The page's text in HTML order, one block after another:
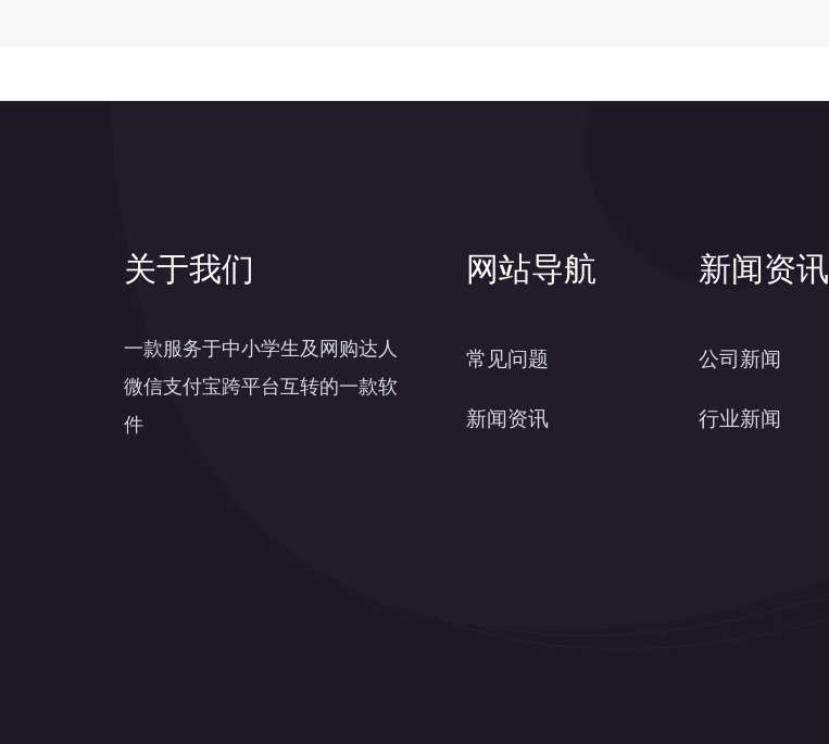
关于我们
一款服务于中小学生及网购达人
微信支付宝跨平台互转的一款软
件
网站导航
常见问题
新闻资讯
新闻资讯
公司新闻
行业新闻